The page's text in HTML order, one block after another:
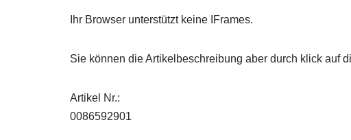
Ihr Browser unterstützt keine IFrames.
Sie können die Artikelbeschreibung aber durch klick auf
Artikel Nr.:
0086592901